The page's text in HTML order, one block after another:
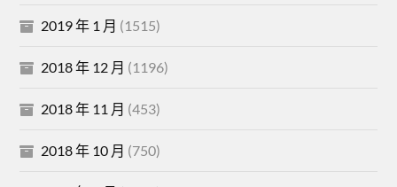
2019 年 1 月 (1515)
2018 年 12 月 (1196)
2018 年 11 月 (453)
2018 年 10 月 (750)